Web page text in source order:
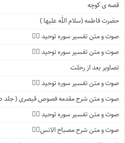
قصه ی کوچه
حضرت فاطمه (سلام الله علیها )
صوت و متن تفسیر سوره توحید ۴️⃣
صوت و متن تفسیر سوره توحید ۳️⃣
تصاویر بعد از رحلت
صوت و متن تفسیر سوره توحید ۲️⃣
صوت و متن شرح مقدمه فصوص قیصری ( جلد
صوت و متن تفسیر سوره توحید ۱️⃣
صوت و متن شرح مصباح الانس۸⃣